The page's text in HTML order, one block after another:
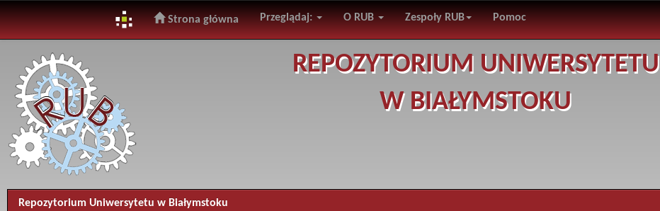
navigation
Strona główna Przeglądaj: O RUB Zespoły RUB Pomoc
REPOZYTORIUM UNIWERSYTETU
W BIAŁYMSTOKU
Repozytorium Uniwersytetu w Białymstoku